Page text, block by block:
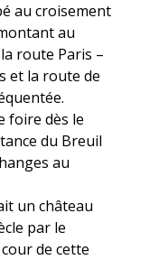
au croisement
au
route Paris –
et la route de
foire dès le
du Breuil
au
un château
par le
de cette